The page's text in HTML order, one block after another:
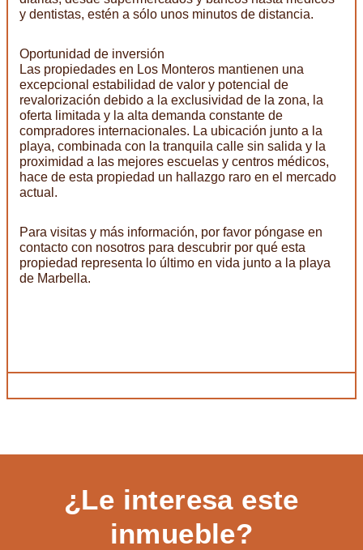
y dentistas, estén a sólo unos minutos de distancia.
Oportunidad de inversión
Las propiedades en Los Monteros mantienen una
excepcional estabilidad de valor y potencial de
revalorización debido a la exclusividad de la zona, la
oferta limitada y la alta demanda constante de
compradores internacionales. La ubicación junto a la
playa, combinada con la tranquila calle sin salida y la
proximidad a las mejores escuelas y centros médicos,
hace de esta propiedad un hallazgo raro en el mercado
actual.
Para visitas y más información, por favor póngase en
contacto con nosotros para descubrir por qué esta
propiedad representa lo último en vida junto a la playa
de Marbella.
¿Le interesa este
inmueble?